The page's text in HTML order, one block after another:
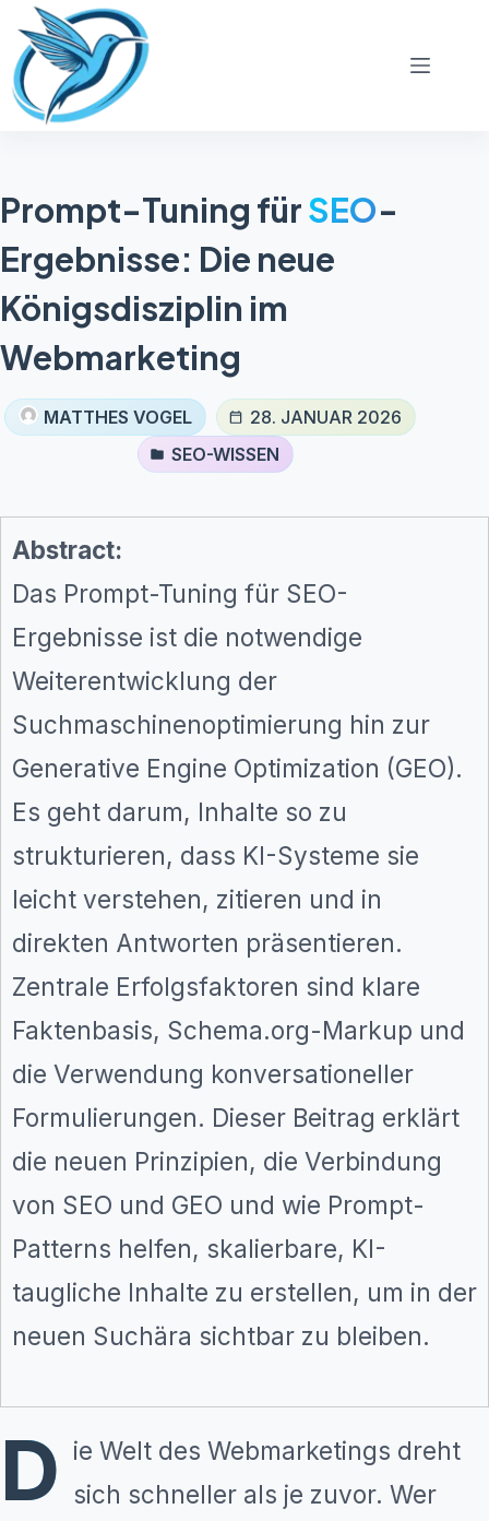
Zum
Inhalt
springen
Prompt-Tuning fürSEO-
Ergebnisse: Die neue
Königsdisziplin im
Webmarketing
MATTHES VOGEL
28. JANUAR 2026
SEO-WISSEN
Abstract:
Das Prompt-Tuning für SEO-
Ergebnisse ist die notwendige
Weiterentwicklung der
Suchmaschinenoptimierung hin zur
Generative Engine Optimization (GEO).
Es geht darum, Inhalte so zu
strukturieren, dass KI-Systeme sie
leicht verstehen, zitieren und in
direkten Antworten präsentieren.
Zentrale Erfolgsfaktoren sind klare
Faktenbasis, Schema.org-Markup und
die Verwendung konversationeller
Formulierungen. Dieser Beitrag erklärt
die neuen Prinzipien, die Verbindung
von SEO und GEO und wie Prompt-
Patterns helfen, skalierbare, KI-
taugliche Inhalte zu erstellen, um in der
neuen Suchära sichtbar zu bleiben.
D ie Welt des Webmarketings dreht
sich schneller als je zuvor. Wer